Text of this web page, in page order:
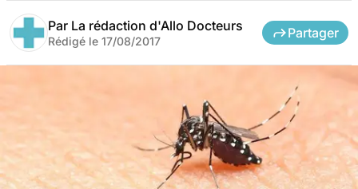
Par La rédaction d'Allo Docteurs
Rédigé le 17/08/2017
Partager